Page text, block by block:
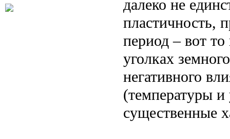
далеко не
пластичность,
период – вот то
уголках
негативного
(температуры и
существенные